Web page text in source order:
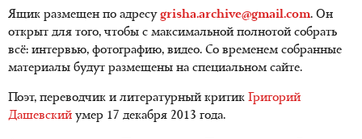
Ящик размещен по адресу grisha.archive@gmail.com. Он
открыт для того, чтобы с максимальной полнотой собрать
всё: интервью, фотографию, видео. Со временем собранные
материалы будут размещены на специальном сайте.
Поэт, переводчик и литературный критик Григорий
Дашевский умер 17 декабря 2013 года.